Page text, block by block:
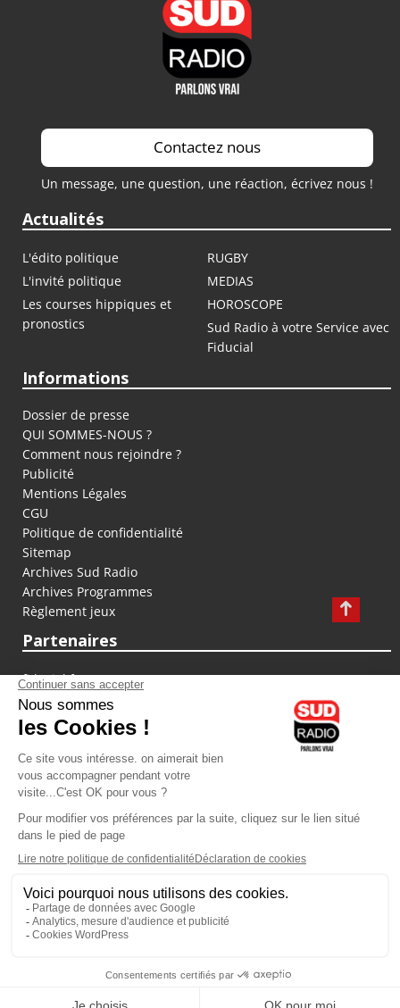
Contactez nous
Un message, une question, une réaction, écrivez nous !
Actualités
L'édito politique
RUGBY
L'invité politique
MEDIAS
Les courses hippiques et
pronostics
HOROSCOPE
Sud Radio à votre Service avec
Fiducial
Informations
Dossier de presse
QUI SOMMES-NOUS ?
Comment nous rejoindre ?
Publicité
Mentions Légales
CGU
Politique de confidentialité
Sitemap
Archives Sud Radio
Archives Programmes
Règlement jeux
Partenaires
fiducial.fr
lyoncapitale.fr
olympique-et-lyonnais.com
L'application Iphone / Android
Téléchargez l'application
Les cookies
Gestion des cookies
Crédit photos : ©Sud Radio / Pierre Olivier
Anthony Martins Misse
Jacques Pessis